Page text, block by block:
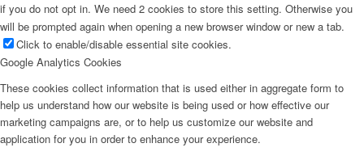
if you do not opt in. We need 2 cookies to store this setting. Otherwise you
will be prompted again when opening a new browser window or new a tab.
Click to enable/disable essential site cookies.
Google Analytics Cookies
These cookies collect information that is used either in aggregate form to
help us understand how our website is being used or how effective our
marketing campaigns are, or to help us customize our website and
application for you in order to enhance your experience.